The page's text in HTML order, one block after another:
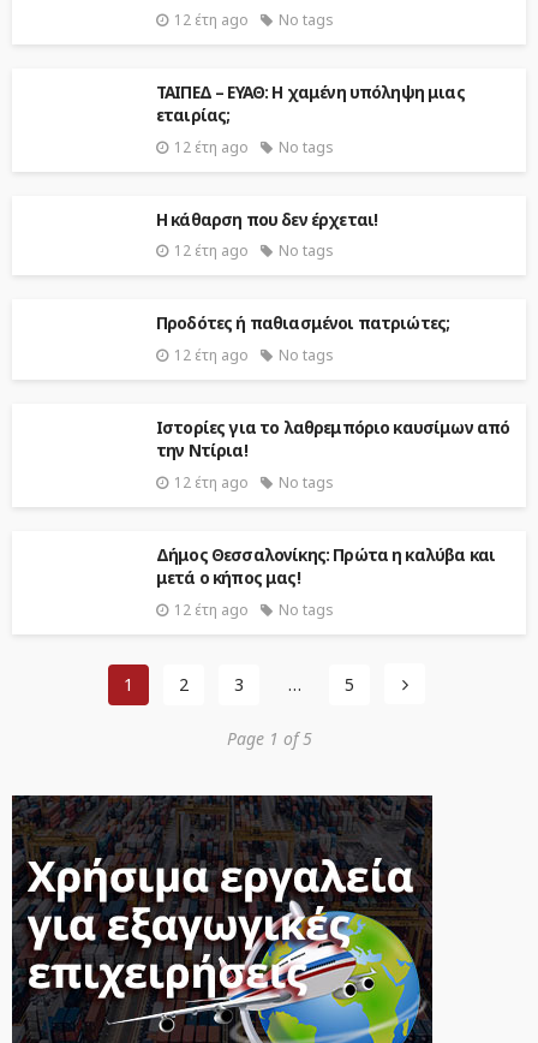
12 έτη ago No tags
ΤΑΙΠΕΔ – ΕΥΑΘ: H χαμένη υπόληψη μιας
εταιρίας;
12 έτη ago No tags
H κάθαρση που δεν έρχεται!
12 έτη ago No tags
Προδότες ή παθιασμένοι πατριώτες;
12 έτη ago No tags
Ιστορίες για το λαθρεμπόριο καυσίμων από
την Ντίρια!
12 έτη ago No tags
Δήμος Θεσσαλονίκης: Πρώτα η καλύβα και
μετά ο κήπος μας!
12 έτη ago No tags
1 2 3 … 5
Page 1 of 5